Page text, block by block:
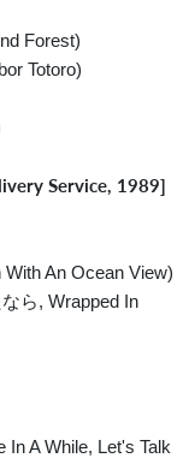
Forest)
Totoro)
Service, 1989]
An Ocean View)
ら, Wrapped In
A While, Let's Talk